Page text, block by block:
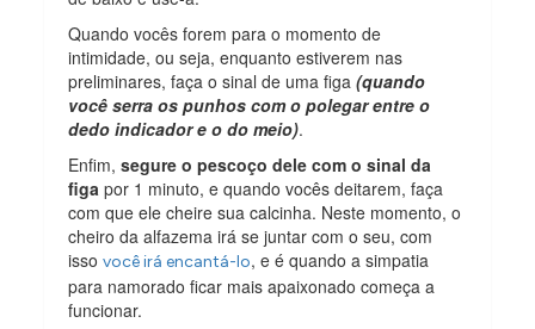
Quando vocês forem para o momento de
intimidade, ou seja, enquanto estiverem nas
preliminares, faça o sinal de uma figa(quando
você serra os punhos com o polegar entre o
dedo indicador e o do meio).
Enfim,segure o pescoço dele com o sinal da
figa por 1 minuto, e quando vocês deitarem, faça
com que ele cheire sua calcinha. Neste momento, o
cheiro da alfazema irá se juntar com o seu, com
issovocê irá encantá-lo, e é quando a simpatia
para namorado ficar mais apaixonado começa a
funcionar.